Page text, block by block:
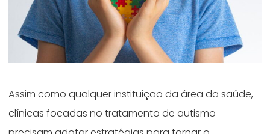
Assim como qualquer instituição da área da saúde,
clínicas focadas no tratamento de autismo